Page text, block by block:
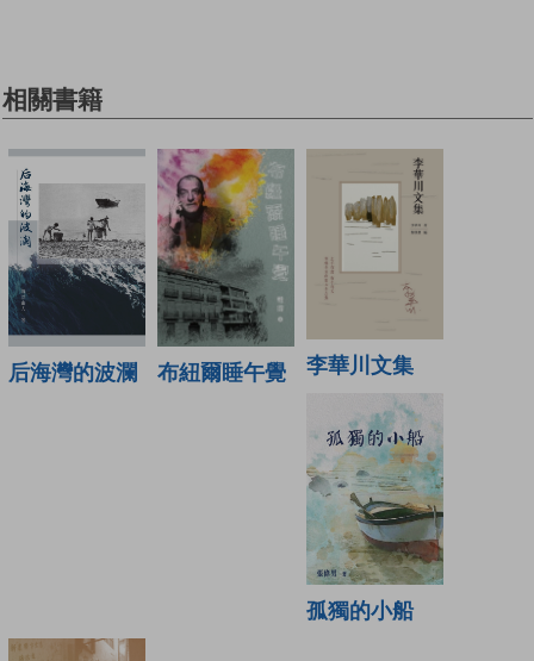
相關書籍
后海灣的波瀾 布紐爾睡午覺 李華川文集
孤獨的小船